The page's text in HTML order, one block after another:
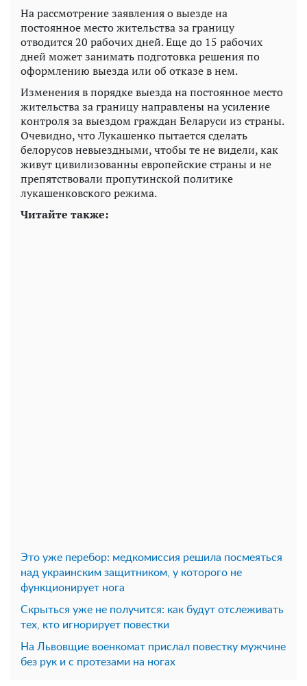
На рассмотрение заявления о выезде на
постоянное место жительства за границу
отводится 20 рабочих дней. Еще до 15 рабочих
дней может занимать подготовка решения по
оформлению выезда или об отказе в нем.
Изменения в порядке выезда на постоянное место
жительства за границу направлены на усиление
контроля за выездом граждан Беларуси из страны.
Очевидно, что Лукашенко пытается сделать
белорусов невыездными, чтобы те не видели, как
живут цивилизованны европейские страны и не
препятствовали пропутинской политике
лукашенковского режима.
Читайте также:
Это уже перебор: медкомиссия решила посмеяться
над украинским защитником, у которого не
функционирует нога
Скрыться уже не получится: как будут отслеживать
тех, кто игнорирует повестки
На Львовщие военкомат прислал повестку мужчине
без рук и с протезами на ногах